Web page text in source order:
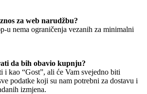
za web narudžbu?
u nema ograničenja vezanih za minimalni
da bih obavio kupnju?
i kao “Gost”, ali će Vam svejedno biti
podatke koji su nam potrebni za dostavu i
izmjena.